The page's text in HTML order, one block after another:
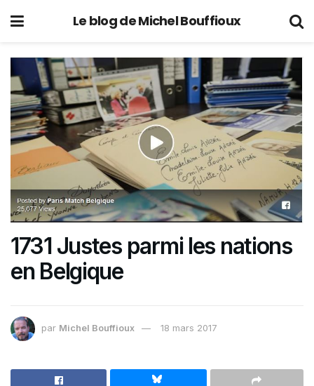
Le blog de Michel Bouffioux
1731 Justes parmi les nations
en Belgique
par Michel Bouffioux 18 mars 2017